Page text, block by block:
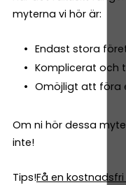
myterna vi hör är:
Endast stora
Komplicerat och
Omöjligt att föra
Om ni hör dessa
inte!
Tips!Få en